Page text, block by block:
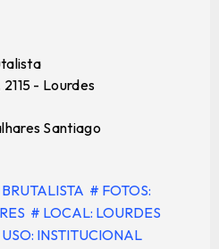
- Lourdes
Santiago
# FOTOS:
# LOCAL: LOURDES
INSTITUCIONAL